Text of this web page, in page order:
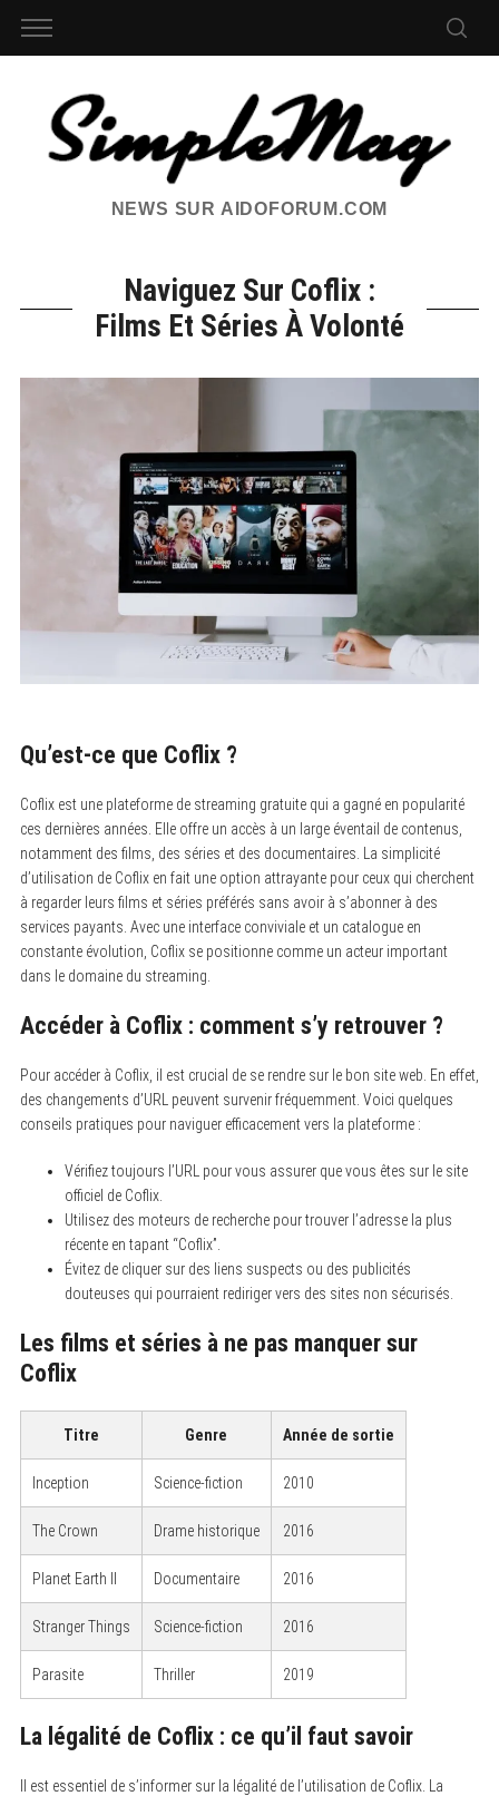
NEWS SUR AIDOFORUM.COM
Naviguez Sur Coflix :
Films Et Séries À Volonté
Qu’est-ce que Coflix ?
Coflix est une plateforme de streaming gratuite qui a gagné en popularité
ces dernières années. Elle offre un accès à un large éventail de contenus,
notamment des films, des séries et des documentaires. La simplicité
d’utilisation de Coflix en fait une option attrayante pour ceux qui cherchent
à regarder leurs films et séries préférés sans avoir à s’abonner à des
services payants. Avec une interface conviviale et un catalogue en
constante évolution, Coflix se positionne comme un acteur important
dans le domaine du streaming.
Accéder à Coflix : comment s’y retrouver ?
Pour accéder à Coflix, il est crucial de se rendre sur le bon site web. En effet,
des changements d’URL peuvent survenir fréquemment. Voici quelques
conseils pratiques pour naviguer efficacement vers la plateforme :
Vérifiez toujours l’URL pour vous assurer que vous êtes sur le site
officiel de Coflix.
Utilisez des moteurs de recherche pour trouver l’adresse la plus
récente en tapant “Coflix”.
Évitez de cliquer sur des liens suspects ou des publicités
douteuses qui pourraient rediriger vers des sites non sécurisés.
Les films et séries à ne pas manquer sur
Coflix
Titre Genre Année de sortie
Inception Science-fiction 2010
The Crown Drame historique 2016
Planet Earth II Documentaire 2016
Stranger Things Science-fiction 2016
Parasite Thriller 2019
La légalité de Coflix : ce qu’il faut savoir
Il est essentiel de s’informer sur la légalité de l’utilisation de Coflix. La